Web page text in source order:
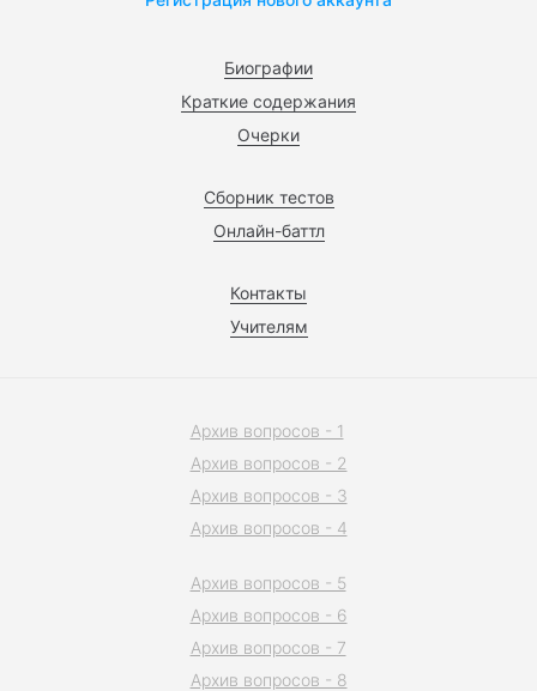
Биографии
Краткие содержания
Очерки
Сборник тестов
Онлайн-баттл
Контакты
Учителям
Архив вопросов - 1
Архив вопросов - 2
Архив вопросов - 3
Архив вопросов - 4
Архив вопросов - 5
Архив вопросов - 6
Архив вопросов - 7
Архив вопросов - 8